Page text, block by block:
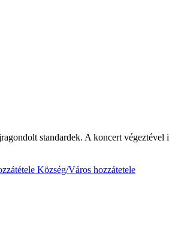
standardek. A koncert
Község/Város hozzátetele